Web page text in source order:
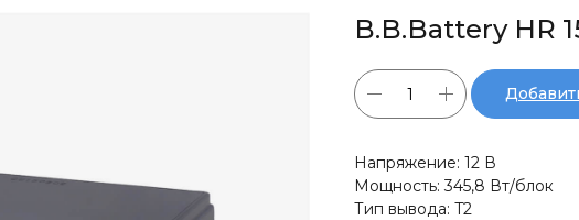
B.B.Battery HR
Напряжение: 12 В
Мощность: 345,8 Вт/блок
Тип вывода: T2